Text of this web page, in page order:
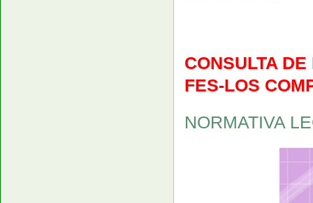
CONSULTA
FES-LOS
NORMATIVA